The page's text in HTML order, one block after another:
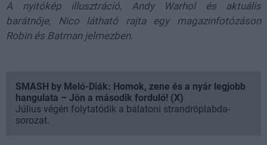
A nyitókép illusztráció, Andy Warhol és aktuális
barátnője, Nico látható rajta egy magazinfotózáson
Robin és Batman jelmezben.
SMASH by Meló-Diák: Homok, zene és a nyár legjobb
hangulata – Jön a második forduló! (X)
Július végén folytatódik a balatoni strandröplabda-
sorozat.